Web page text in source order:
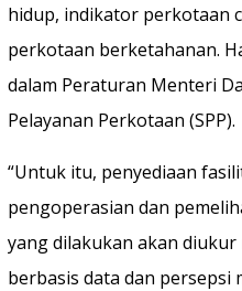
hidup, indikator perkotaan
perkotaan berketahanan.
dalam Peraturan Menteri
Pelayanan Perkotaan (SPP).
“Untuk itu, penyediaan
pengoperasian dan
yang dilakukan akan
berbasis data dan persepsi